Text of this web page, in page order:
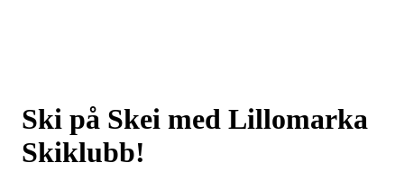
Ski på Skei med Lillomarka
Skiklubb!